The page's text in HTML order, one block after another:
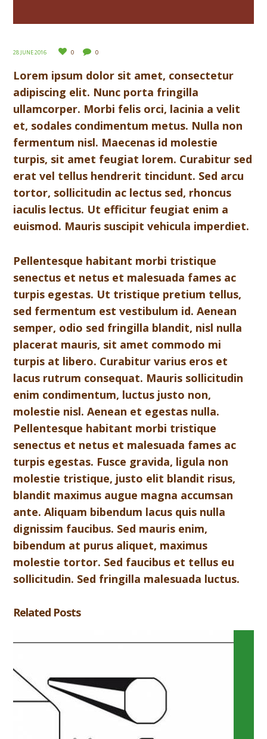
28 JUNE 2016 0 0
Lorem ipsum dolor sit amet, consectetur
adipiscing elit. Nunc porta fringilla
ullamcorper. Morbi felis orci, lacinia a velit
et, sodales condimentum metus. Nulla non
fermentum nisl. Maecenas id molestie
turpis, sit amet feugiat lorem. Curabitur sed
erat vel tellus hendrerit tincidunt. Sed arcu
tortor, sollicitudin ac lectus sed, rhoncus
iaculis lectus. Ut efficitur feugiat enim a
euismod. Mauris suscipit vehicula imperdiet.
Pellentesque habitant morbi tristique
senectus et netus et malesuada fames ac
turpis egestas. Ut tristique pretium tellus,
sed fermentum est vestibulum id. Aenean
semper, odio sed fringilla blandit, nisl nulla
placerat mauris, sit amet commodo mi
turpis at libero. Curabitur varius eros et
lacus rutrum consequat. Mauris sollicitudin
enim condimentum, luctus justo non,
molestie nisl. Aenean et egestas nulla.
Pellentesque habitant morbi tristique
senectus et netus et malesuada fames ac
turpis egestas. Fusce gravida, ligula non
molestie tristique, justo elit blandit risus,
blandit maximus augue magna accumsan
ante. Aliquam bibendum lacus quis nulla
dignissim faucibus. Sed mauris enim,
bibendum at purus aliquet, maximus
molestie tortor. Sed faucibus et tellus eu
sollicitudin. Sed fringilla malesuada luctus.
Related Posts